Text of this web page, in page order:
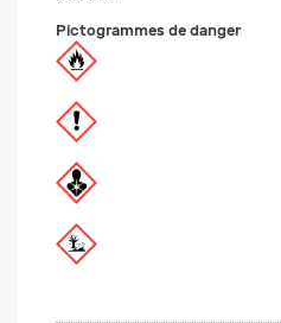
Pictogrammes de danger